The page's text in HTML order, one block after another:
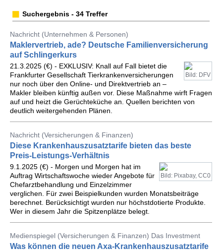
Suchergebnis - 34 Treffer
Nachricht (Unternehmen & Personen)
Maklervertrieb, ade? Deutsche Familienversicherung
auf Schlingerkurs
Bild: DFV
21.3.2025 (€) - EXKLUSIV: Knall auf Fall bietet die
Frankfurter Gesellschaft Tierkrankenversicherungen
nur noch über den Online- und Direktvertrieb an –
Makler bleiben künftig außen vor. Diese Maßnahme wirft Fragen
auf und heizt die Gerüchteküche an. Quellen berichten von
deutlich weitergehenden Plänen.
Nachricht (Versicherungen & Finanzen)
Diese Krankenhauszusatztarife bieten das beste
Preis-Leistungs-Verhältnis
Bild: Pixabay, CC0
9.1.2025 (€) - Morgen und Morgen hat im
Auftrag Wirtschaftswoche wieder Angebote für
Chefarztbehandlung und Einzelzimmer
verglichen. Für zwei Beispielkunden wurden Monatsbeiträge
berechnet. Berücksichtigt wurden nur höchstdotierte Produkte.
Wer in diesem Jahr die Spitzenplätze belegt.
Medienspiegel (Versicherungen & Finanzen) Das Investment
Was können die neuen Axa-Krankenhauszusatztarife